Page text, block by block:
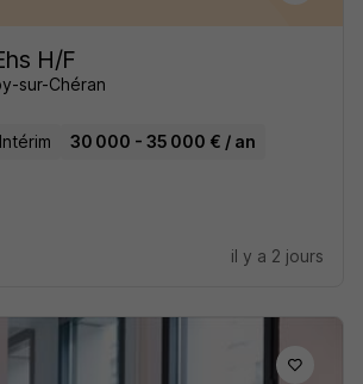
H/F
sur-Chéran
Intérim
30 000 - 35 000 € / an
il y a 2 jours